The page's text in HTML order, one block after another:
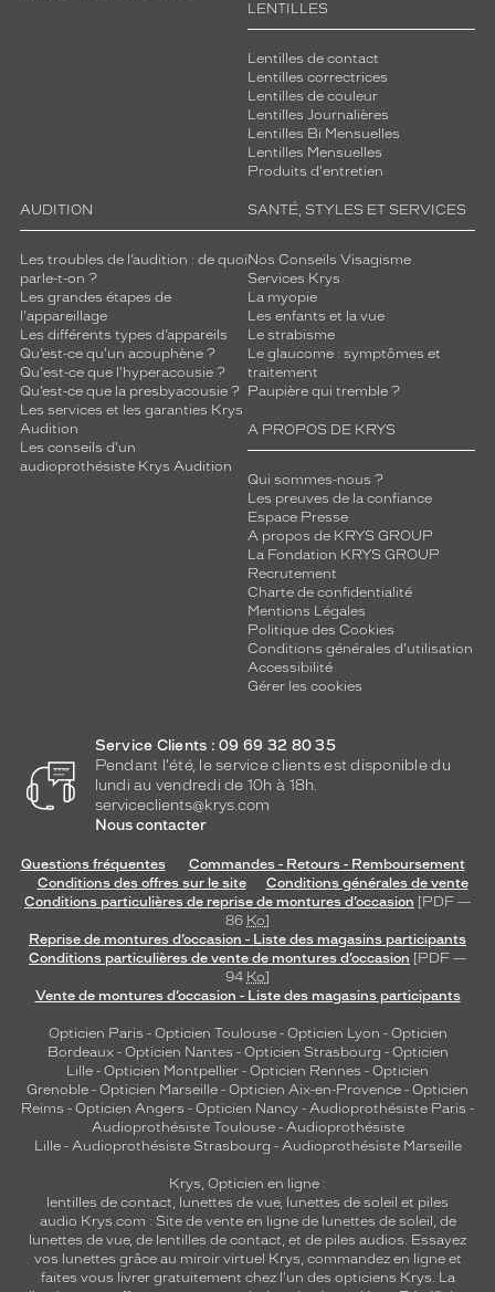
LENTILLES
Lentilles de contact
Lentilles correctrices
Lentilles de couleur
Lentilles Journalières
Lentilles Bi Mensuelles
Lentilles Mensuelles
Produits d'entretien
AUDITION
Les troubles de l’audition : de quoi
parle-t-on ?
Les grandes étapes de
l'appareillage
Les différents types d’appareils
Qu’est-ce qu'un acouphène ?
Qu'est-ce que l'hyperacousie ?
Qu’est-ce que la presbyacousie ?
Les services et les garanties Krys
Audition
Les conseils d'un
audioprothésiste Krys Audition
SANTÉ, STYLES ET SERVICES
Nos Conseils Visagisme
Services Krys
La myopie
Les enfants et la vue
Le strabisme
Le glaucome : symptômes et
traitement
Paupière qui tremble ?
A PROPOS DE KRYS
Qui sommes-nous ?
Les preuves de la confiance
Espace Presse
A propos de KRYS GROUP
La Fondation KRYS GROUP
Recrutement
Charte de confidentialité
Mentions Légales
Politique des Cookies
Conditions générales d'utilisation
Accessibilité
Gérer les cookies
Service Clients : 09 69 32 80 35
Pendant l'été, le service clients est disponible du
lundi au vendredi de 10h à 18h.
serviceclients@krys.com
Nous contacter
Questions fréquentes
Commandes - Retours - Remboursement
Conditions des offres sur le site
Conditions générales de vente
Conditions particulières de reprise de montures d’occasion [PDF —
86 Ko]
Reprise de montures d’occasion - Liste des magasins participants
Conditions particulières de vente de montures d’occasion [PDF —
94 Ko]
Vente de montures d’occasion - Liste des magasins participants
Opticien Paris - Opticien Toulouse- Opticien Lyon - Opticien
Bordeaux- Opticien Nantes - Opticien Strasbourg - Opticien
Lille - Opticien Montpellier - Opticien Rennes - Opticien
Grenoble - Opticien Marseille - Opticien Aix-en-Provence - Opticien
Reims - Opticien Angers - Opticien Nancy - Audioprothésiste Paris -
Audioprothésiste Toulouse- Audioprothésiste
Lille- Audioprothésiste Strasbourg - Audioprothésiste Marseille
Krys, Opticien en ligne :
lentilles de contact, lunettes de vue, lunettes de soleil et piles
audio Krys.com : Site de vente en ligne de lunettes de soleil, de
lunettes de vue, de lentilles de contact, et de piles audios. Essayez
vos lunettes grâce au miroir virtuel Krys, commandez en ligne et
faites vous livrer gratuitement chez l'un des opticiens Krys. La